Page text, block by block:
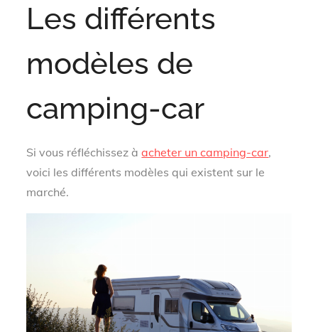
Les différents
modèles de
camping-car
Si vous réfléchissez àacheter un camping-car,
voici les différents modèles qui existent sur le
marché.